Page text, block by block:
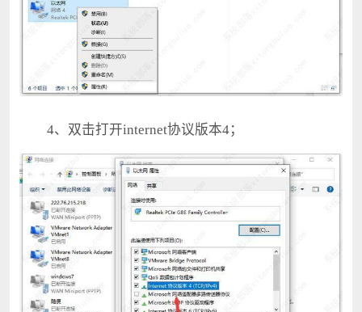
4、双击打开internet协议版本4；